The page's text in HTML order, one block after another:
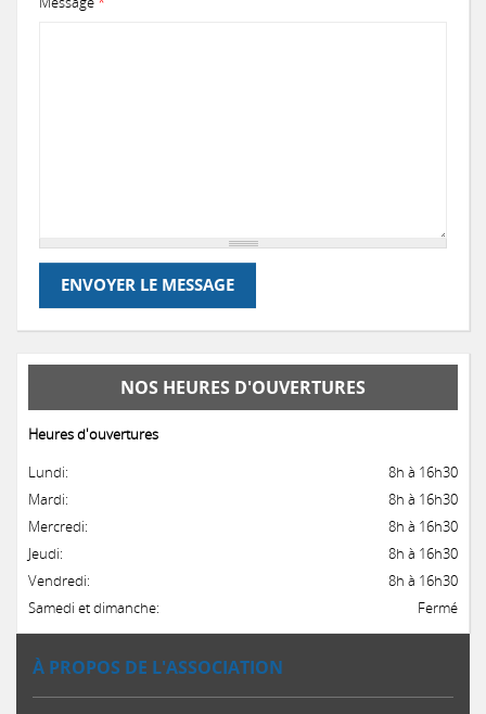
ENVOYER LE MESSAGE
NOS HEURES D'OUVERTURES
Heures d'ouvertures
Lundi:
8h à 16h30
Mardi:
8h à 16h30
Mercredi:
8h à 16h30
Jeudi:
8h à 16h30
Vendredi:
8h à 16h30
Samedi et dimanche:
Fermé
À PROPOS DE L'ASSOCIATION